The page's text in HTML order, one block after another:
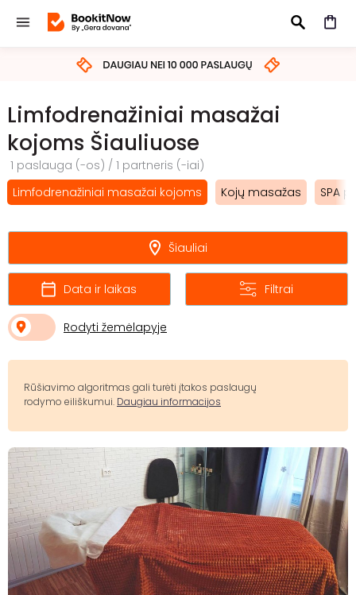
IEŠKOTI
Limfodrenažiniai masažai
kojoms Šiauliuose
1 paslauga (-os) / 1 partneris (-iai)
Limfodrenažiniai masažai kojoms
Kojų masažas SPA
Šiauliai
Data ir laikas Filtrai
Rodyti žemėlapyje
Rūšiavimo algoritmas gali turėti įtakos paslaugų
rodymo eiliškumui. Daugiau informacijos